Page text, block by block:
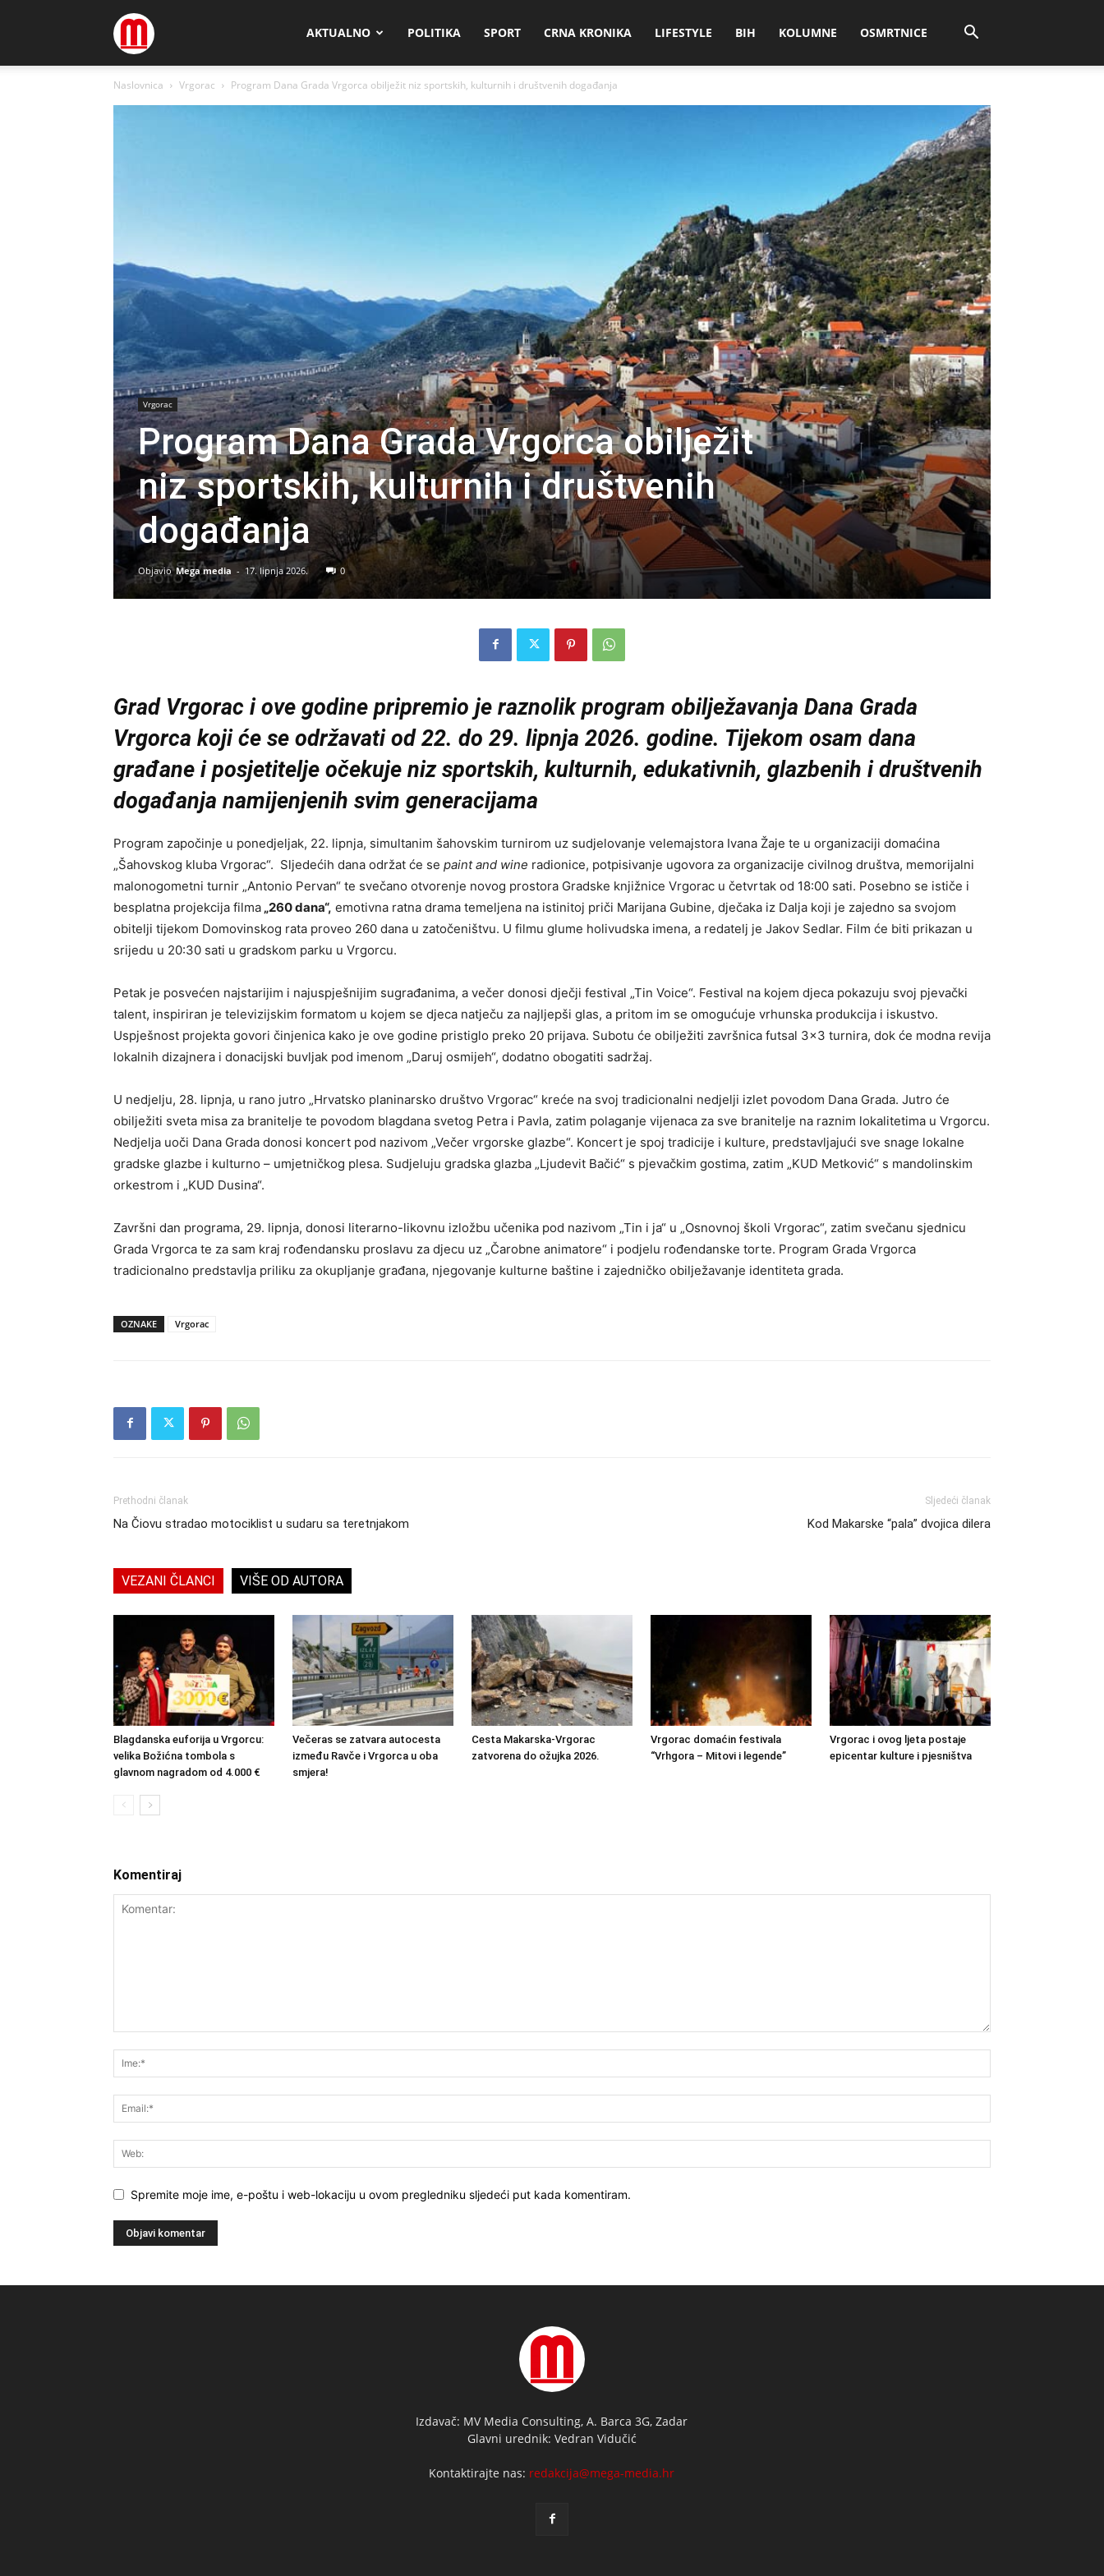
Megamedia AKTUALNO POLITIKA SPORT CRNA KRONIKA LIFESTYLE BIH KOLUMNE OSMRTNICE
Naslovnica Vrgorac Program Dana Grada Vrgorca obilježit niz sportskih, kulturnih i društvenih događanja
Vrgorac
Program Dana Grada Vrgorca obilježit
niz sportskih, kulturnih i društvenih
događanja
Objavio Mega media - 17. lipnja 2026. 0
Grad Vrgorac i ove godine pripremio je raznolik program obilježavanja Dana Grada
Vrgorca koji će se održavati od 22. do 29. lipnja 2026. godine. Tijekom osam dana
građane i posjetitelje očekuje niz sportskih, kulturnih, edukativnih, glazbenih i društvenih
događanja namijenjenih svim generacijama
Program započinje u ponedjeljak, 22. lipnja, simultanim šahovskim turnirom uz sudjelovanje velemajstora Ivana Žaje te u organizaciji domaćina
„Šahovskog kluba Vrgorac“. Sljedećih dana održat će se paint and wine radionice, potpisivanje ugovora za organizacije civilnog društva, memorijalni
malonogometni turnir „Antonio Pervan“ te svečano otvorenje novog prostora Gradske knjižnice Vrgorac u četvrtak od 18:00 sati. Posebno se ističe i
besplatna projekcija filma „260 dana“, emotivna ratna drama temeljena na istinitoj priči Marijana Gubine, dječaka iz Dalja koji je zajedno sa svojom
obitelji tijekom Domovinskog rata proveo 260 dana u zatočeništvu. U filmu glume holivudska imena, a redatelj je Jakov Sedlar. Film će biti prikazan u
srijedu u 20:30 sati u gradskom parku u Vrgorcu.
Petak je posvećen najstarijim i najuspješnijim sugrađanima, a večer donosi dječji festival „Tin Voice“. Festival na kojem djeca pokazuju svoj pjevački
talent, inspiriran je televizijskim formatom u kojem se djeca natječu za najljepši glas, a pritom im se omogućuje vrhunska produkcija i iskustvo.
Uspješnost projekta govori činjenica kako je ove godine pristiglo preko 20 prijava. Subotu će obilježiti završnica futsal 3×3 turnira, dok će modna revija
lokalnih dizajnera i donacijski buvljak pod imenom „Daruj osmijeh“, dodatno obogatiti sadržaj.
U nedjelju, 28. lipnja, u rano jutro „Hrvatsko planinarsko društvo Vrgorac“ kreće na svoj tradicionalni nedjelji izlet povodom Dana Grada. Jutro će
obilježiti sveta misa za branitelje te povodom blagdana svetog Petra i Pavla, zatim polaganje vijenaca za sve branitelje na raznim lokalitetima u Vrgorcu.
Nedjelja uoči Dana Grada donosi koncert pod nazivom „Večer vrgorske glazbe“. Koncert je spoj tradicije i kulture, predstavljajući sve snage lokalne
gradske glazbe i kulturno – umjetničkog plesa. Sudjeluju gradska glazba „Ljudevit Bačić“ s pjevačkim gostima, zatim „KUD Metković“ s mandolinskim
orkestrom i „KUD Dusina“.
Završni dan programa, 29. lipnja, donosi literarno-likovnu izložbu učenika pod nazivom „Tin i ja“ u „Osnovnoj školi Vrgorac“, zatim svečanu sjednicu
Grada Vrgorca te za sam kraj rođendansku proslavu za djecu uz „Čarobne animatore“ i podjelu rođendanske torte. Program Grada Vrgorca
tradicionalno predstavlja priliku za okupljanje građana, njegovanje kulturne baštine i zajedničko obilježavanje identiteta grada.
OZNAKE Vrgorac
Prethodni članak
Na Čiovu stradao motociklist u sudaru sa teretnjakom
Sljedeći članak
Kod Makarske “pala” dvojica dilera
VEZANI ČLANCI VIŠE OD AUTORA
Blagdanska euforija u Vrgorcu:
velika Božićna tombola s
glavnom nagradom od 4.000 €
Večeras se zatvara autocesta
između Ravče i Vrgorca u oba
smjera!
Cesta Makarska-Vrgorac
zatvorena do ožujka 2026.
Vrgorac domaćin festivala
“Vrhgora – Mitovi i legende”
Vrgorac i ovog ljeta postaje
epicentar kulture i pjesništva
Komentiraj
Spremite moje ime, e-poštu i web-lokaciju u ovom pregledniku sljedeći put kada komentiram.
Izdavač: MV Media Consulting, A. Barca 3G, Zadar
Glavni urednik: Vedran Vidučić
Kontaktirajte nas: redakcija@mega-media.hr